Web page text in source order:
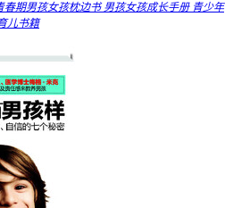
期男孩女孩枕边书 男孩女孩成长手册 青少年
儿书籍